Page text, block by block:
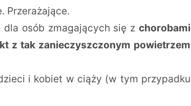
Przerażające.
osób zmagających się z chorobami
z tak zanieczyszczonym powietrzem
i kobiet w ciąży (w tym przypadku